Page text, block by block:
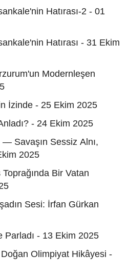
Hatırası-2 - 01
Hatırası - 31 Ekim
Modernleşen
İzinde - 25 Ekim 2025
- 24 Ekim 2025
Savaşın Sessiz Alnı,
2025
Bir Vatan
Sesi: İrfan Gürkan
Parladı - 13 Ekim 2025
Olimpiyat Hikâyesi -